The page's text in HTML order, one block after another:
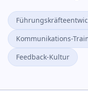
Kommunikations-
Feedback-Kultur